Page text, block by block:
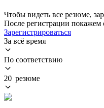
Чтобы видеть все резюме,
После регистрации
Зарегистрироваться
За всё время
По соответствию
20 резюме